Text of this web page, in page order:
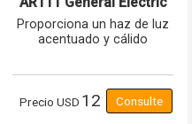
G53 Dimerizable 12v 50w
Proporciona un haz de luz
acentuado y cálido
Precio USD 12